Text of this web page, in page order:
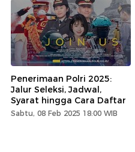
Penerimaan Polri 2025:
Jalur Seleksi, Jadwal,
Syarat hingga Cara Daftar
Sabtu, 08 Feb 2025 18:00 WIB